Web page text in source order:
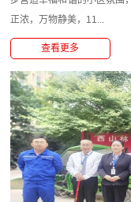
正浓，万物静美，11...
查看更多